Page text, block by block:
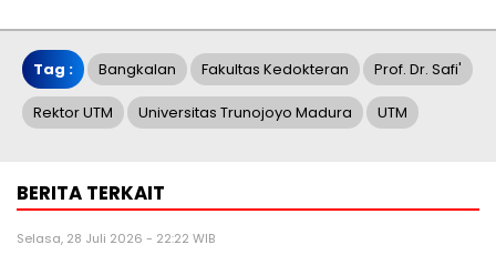
Tag : Bangkalan Fakultas Kedokteran Prof. Dr. Safi'
Rektor UTM Universitas Trunojoyo Madura UTM
BERITA TERKAIT
Selasa, 28 Juli 2026 - 22:22 WIB